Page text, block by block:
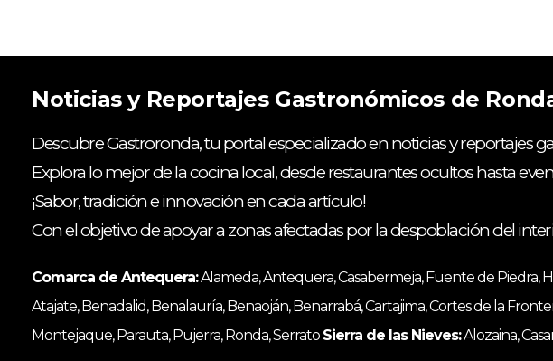
Noticias y Reportajes Gastronómicos de
Descubre Gastroronda, tu portal especializado en noticias y reportajes
Explora lo mejor de la cocina local, desde restaurantes ocultos hasta
¡Sabor, tradición e innovación en cada artículo!
Con el objetivo de apoyar a zonas afectadas por la despoblación del
Comarca de Antequera:Alameda, Antequera, Casabermeja, Fuente de Piedra,
Atajate, Benadalid, Benalauría, Benaoján, Benarrabá, Cartajima, Cortes de la
Montejaque, Parauta, Pujerra, Ronda, Serrato Sierra de las Nieves:Alozaina,